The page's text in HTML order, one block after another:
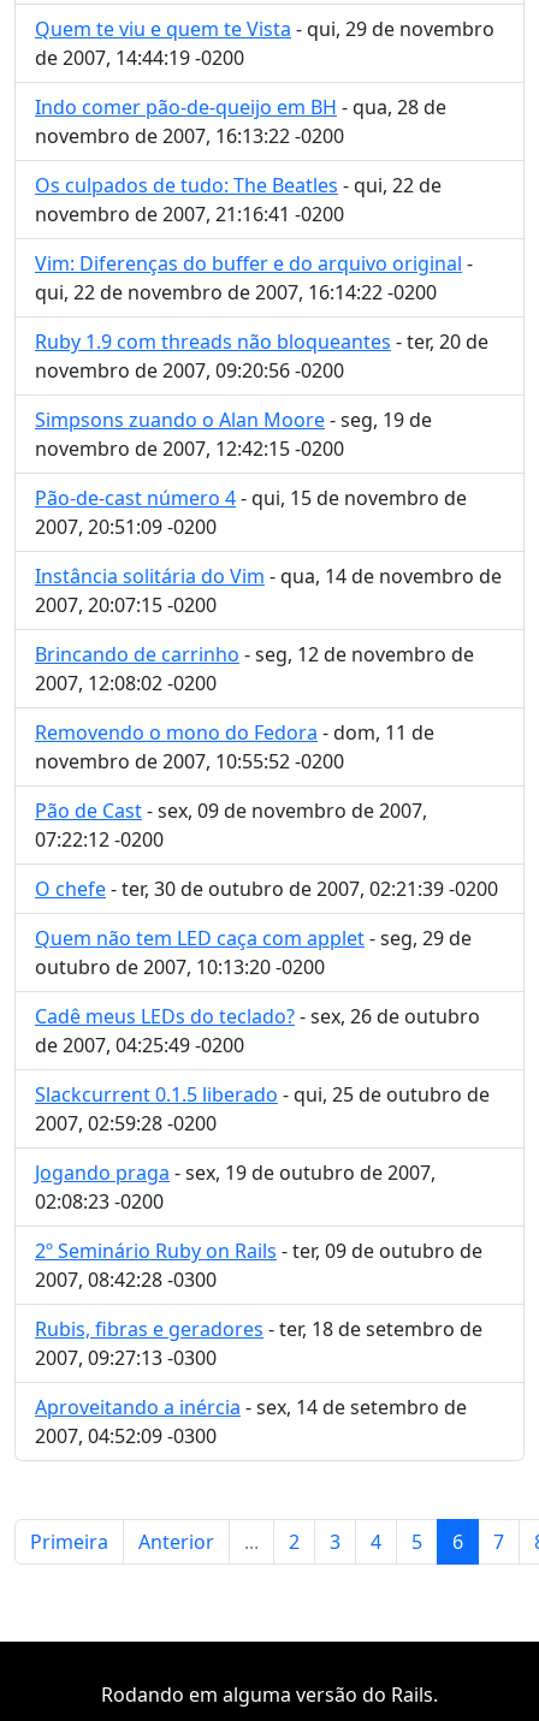
Quem te viu e quem te Vista - qui, 29 de novembro
de 2007, 14:44:19 -0200
Indo comer pão-de-queijo em BH - qua, 28 de
novembro de 2007, 16:13:22 -0200
Os culpados de tudo: The Beatles - qui, 22 de
novembro de 2007, 21:16:41 -0200
Vim: Diferenças do buffer e do arquivo original -
qui, 22 de novembro de 2007, 16:14:22 -0200
Ruby 1.9 com threads não bloqueantes - ter, 20 de
novembro de 2007, 09:20:56 -0200
Simpsons zuando o Alan Moore- seg, 19 de
novembro de 2007, 12:42:15 -0200
Pão-de-cast número 4- qui, 15 de novembro de
2007, 20:51:09 -0200
Instância solitária do Vim - qua, 14 de novembro de
2007, 20:07:15 -0200
Brincando de carrinho - seg, 12 de novembro de
2007, 12:08:02 -0200
Removendo o mono do Fedora - dom, 11 de
novembro de 2007, 10:55:52 -0200
Pão de Cast- sex, 09 de novembro de 2007,
07:22:12 -0200
O chefe- ter, 30 de outubro de 2007, 02:21:39 -0200
Quem não tem LED caça com applet- seg, 29 de
outubro de 2007, 10:13:20 -0200
Cadê meus LEDs do teclado?- sex, 26 de outubro
de 2007, 04:25:49 -0200
Slackcurrent 0.1.5 liberado - qui, 25 de outubro de
2007, 02:59:28 -0200
Jogando praga - sex, 19 de outubro de 2007,
02:08:23 -0200
2º Seminário Ruby on Rails - ter, 09 de outubro de
2007, 08:42:28 -0300
Rubis, fibras e geradores - ter, 18 de setembro de
2007, 09:27:13 -0300
Aproveitando a inércia - sex, 14 de setembro de
2007, 04:52:09 -0300
Primeira Anterior ... 2 3 4 5 6 7
Rodando em alguma versão do Rails.